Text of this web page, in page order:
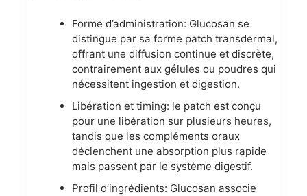
Forme d’administration: Glucosan se
distingue par sa forme patch transdermal,
offrant une diffusion continue et discrète,
contrairement aux gélules ou poudres qui
nécessitent ingestion et digestion.
Libération et timing: le patch est conçu
pour une libération sur plusieurs heures,
tandis que les compléments oraux
déclenchent une absorption plus rapide
mais passent par le système digestif.
Profil d’ingrédients: Glucosan associe